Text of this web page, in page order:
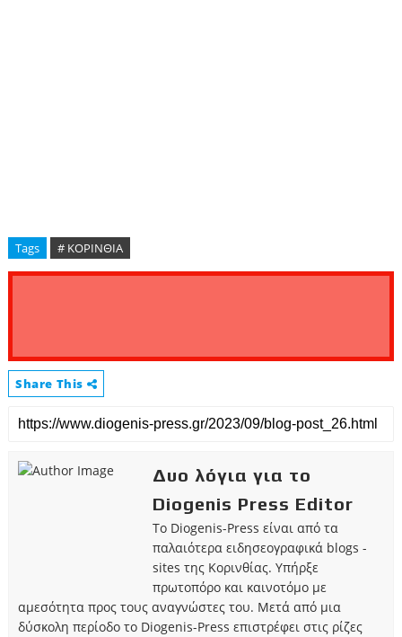
Tags # ΚΟΡΙΝΘΙΑ
Share This
Δυο λόγια για το
Diogenis Press Editor
Το Diogenis-Press είναι από τα
παλαιότερα ειδησεογραφικά blogs -
sites της Κορινθίας. Υπήρξε
πρωτοπόρο και καινοτόμο με
αμεσότητα προς τους αναγνώστες του. Μετά από μια
δύσκολη περίοδο το Diogenis-Press επιστρέφει στις ρίζες